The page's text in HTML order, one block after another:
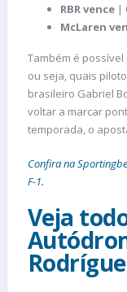
RBR vence |
McLaren
Também é
ou seja, quais
brasileiro Gabriel
voltar a marcar
temporada, o
Confira na
F-1.
Veja